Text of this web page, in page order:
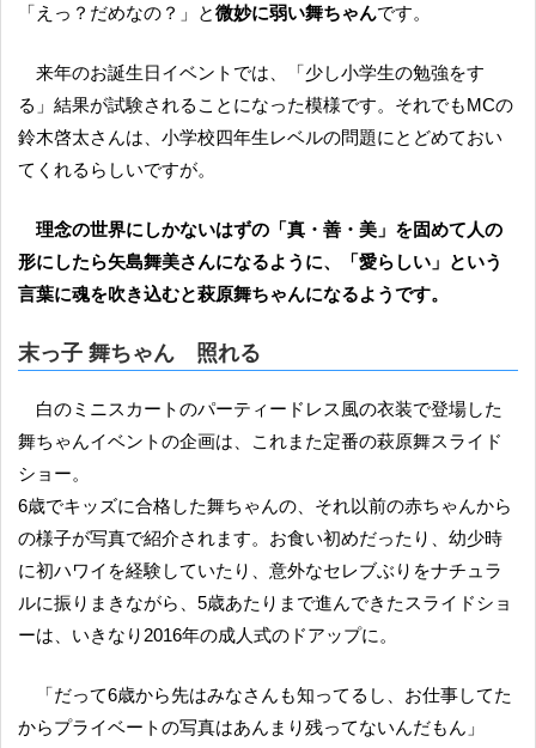
「えっ？だめなの？」と微妙に弱い舞ちゃんです。
来年のお誕生日イベントでは、「少し小学生の勉強をす
る」結果が試験されることになった模様です。それでもMCの
鈴木啓太さんは、小学校四年生レベルの問題にとどめておい
てくれるらしいですが。
理念の世界にしかないはずの「真・善・美」を固めて人の
形にしたら矢島舞美さんになるように、「愛らしい」という
言葉に魂を吹き込むと萩原舞ちゃんになるようです。
末っ子 舞ちゃん 照れる
白のミニスカートのパーティードレス風の衣装で登場した
舞ちゃんイベントの企画は、これまた定番の萩原舞スライド
ショー。
6歳でキッズに合格した舞ちゃんの、それ以前の赤ちゃんから
の様子が写真で紹介されます。お食い初めだったり、幼少時
に初ハワイを経験していたり、意外なセレブぶりをナチュラ
ルに振りまきながら、5歳あたりまで進んできたスライドショ
ーは、いきなり2016年の成人式のドアップに。
「だって6歳から先はみなさんも知ってるし、お仕事してた
からプライベートの写真はあんまり残ってないんだもん」